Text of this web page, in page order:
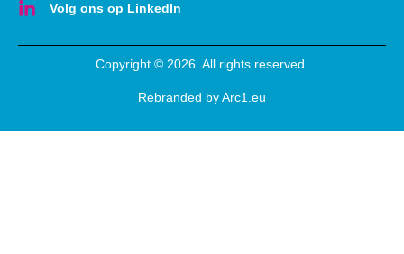
Volg ons op LinkedIn
Copyright © 2026. All rights reserved.
Rebranded by Arc1.eu